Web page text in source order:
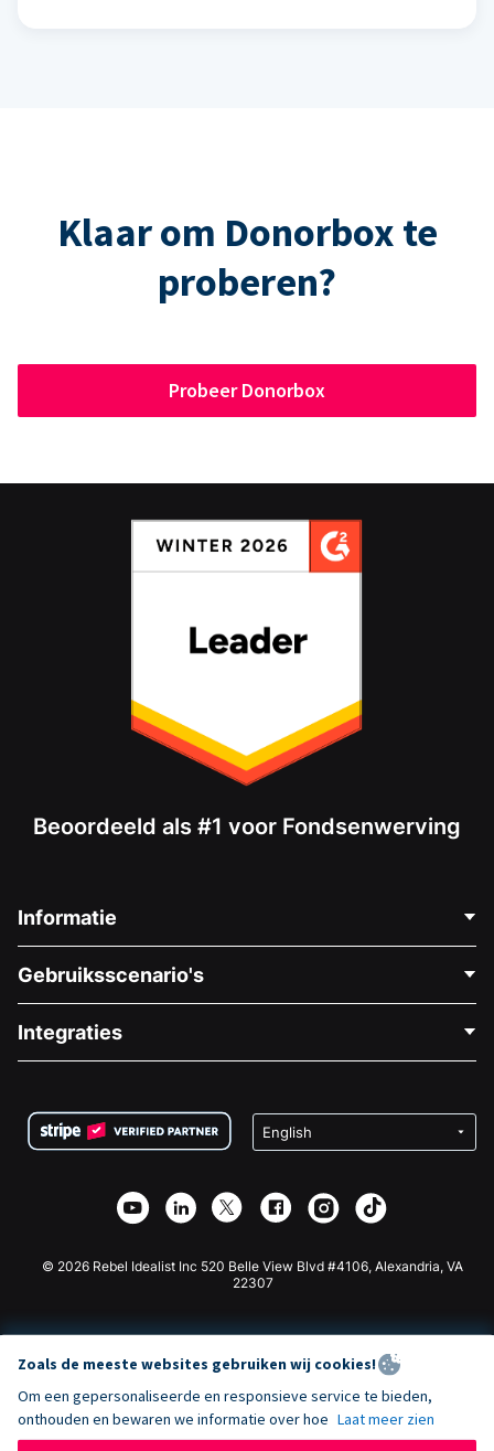
Klaar om Donorbox te
proberen?
Probeer Donorbox
Beoordeeld als #1 voor Fondsenwerving
Informatie
Over Ons
Vacatures
Privacy
Affiliate Partnerschap
Gebruiksscenario's
Medische Fondsenwerving
Goede Doelen Fondsenwerving
Integraties
Wix Donatie Plugin
Webflow Donatie App
Joomla Donatie
© 2026 Rebel Idealist Inc 520 Belle View Blvd #4106, Alexandria, VA
22307
Zoals de meeste websites gebruiken wij cookies!
Om een gepersonaliseerde en responsieve service te bieden,
onthouden en bewaren we informatie over hoe Laat meer zien